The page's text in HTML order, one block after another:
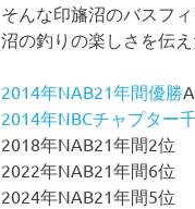
そんな印旛沼のバスフ
沼の釣りの楽しさを伝え
2014年NAB21年間優勝
2014年NBCチャプター
2018年NAB21年間2位
2022年NAB21年間6位
2024年NAB21年間5位